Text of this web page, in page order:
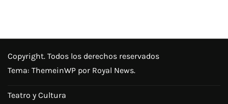
Copyright. Todos los derechos reservados
Tema: ThemeinWP por Royal News.
Teatro y Cultura